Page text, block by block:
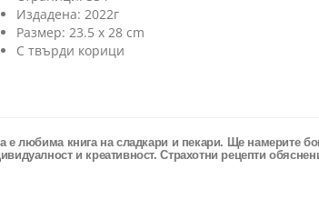
Издадена: 2022г
Размер: 23.5 x 28 cm
С твърди корици
е любима книга на сладкари и пекари. Ще намерите
и креативност. Страхотни рецепти